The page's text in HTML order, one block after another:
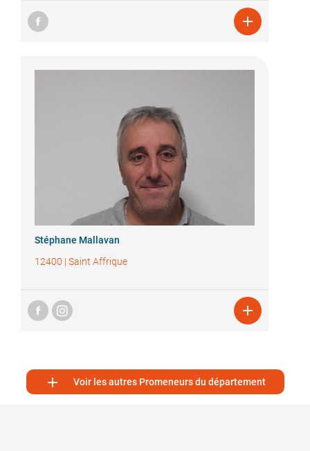

Stéphane Mallavan
12400 | Saint Affrique

 Voir les autres Promeneurs du département